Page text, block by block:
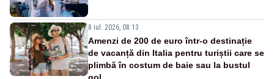
8 iul. 2026, 08:13
Amenzi de 200 de euro într-o destinație
de vacanță din Italia pentru turiștii care se
plimbă în costum de baie sau la bustul